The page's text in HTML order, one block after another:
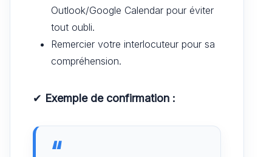
Outlook/Google Calendar pour éviter
tout oubli.
Remercier votre interlocuteur pour sa
compréhension.
✔ Exemple de confirmation :